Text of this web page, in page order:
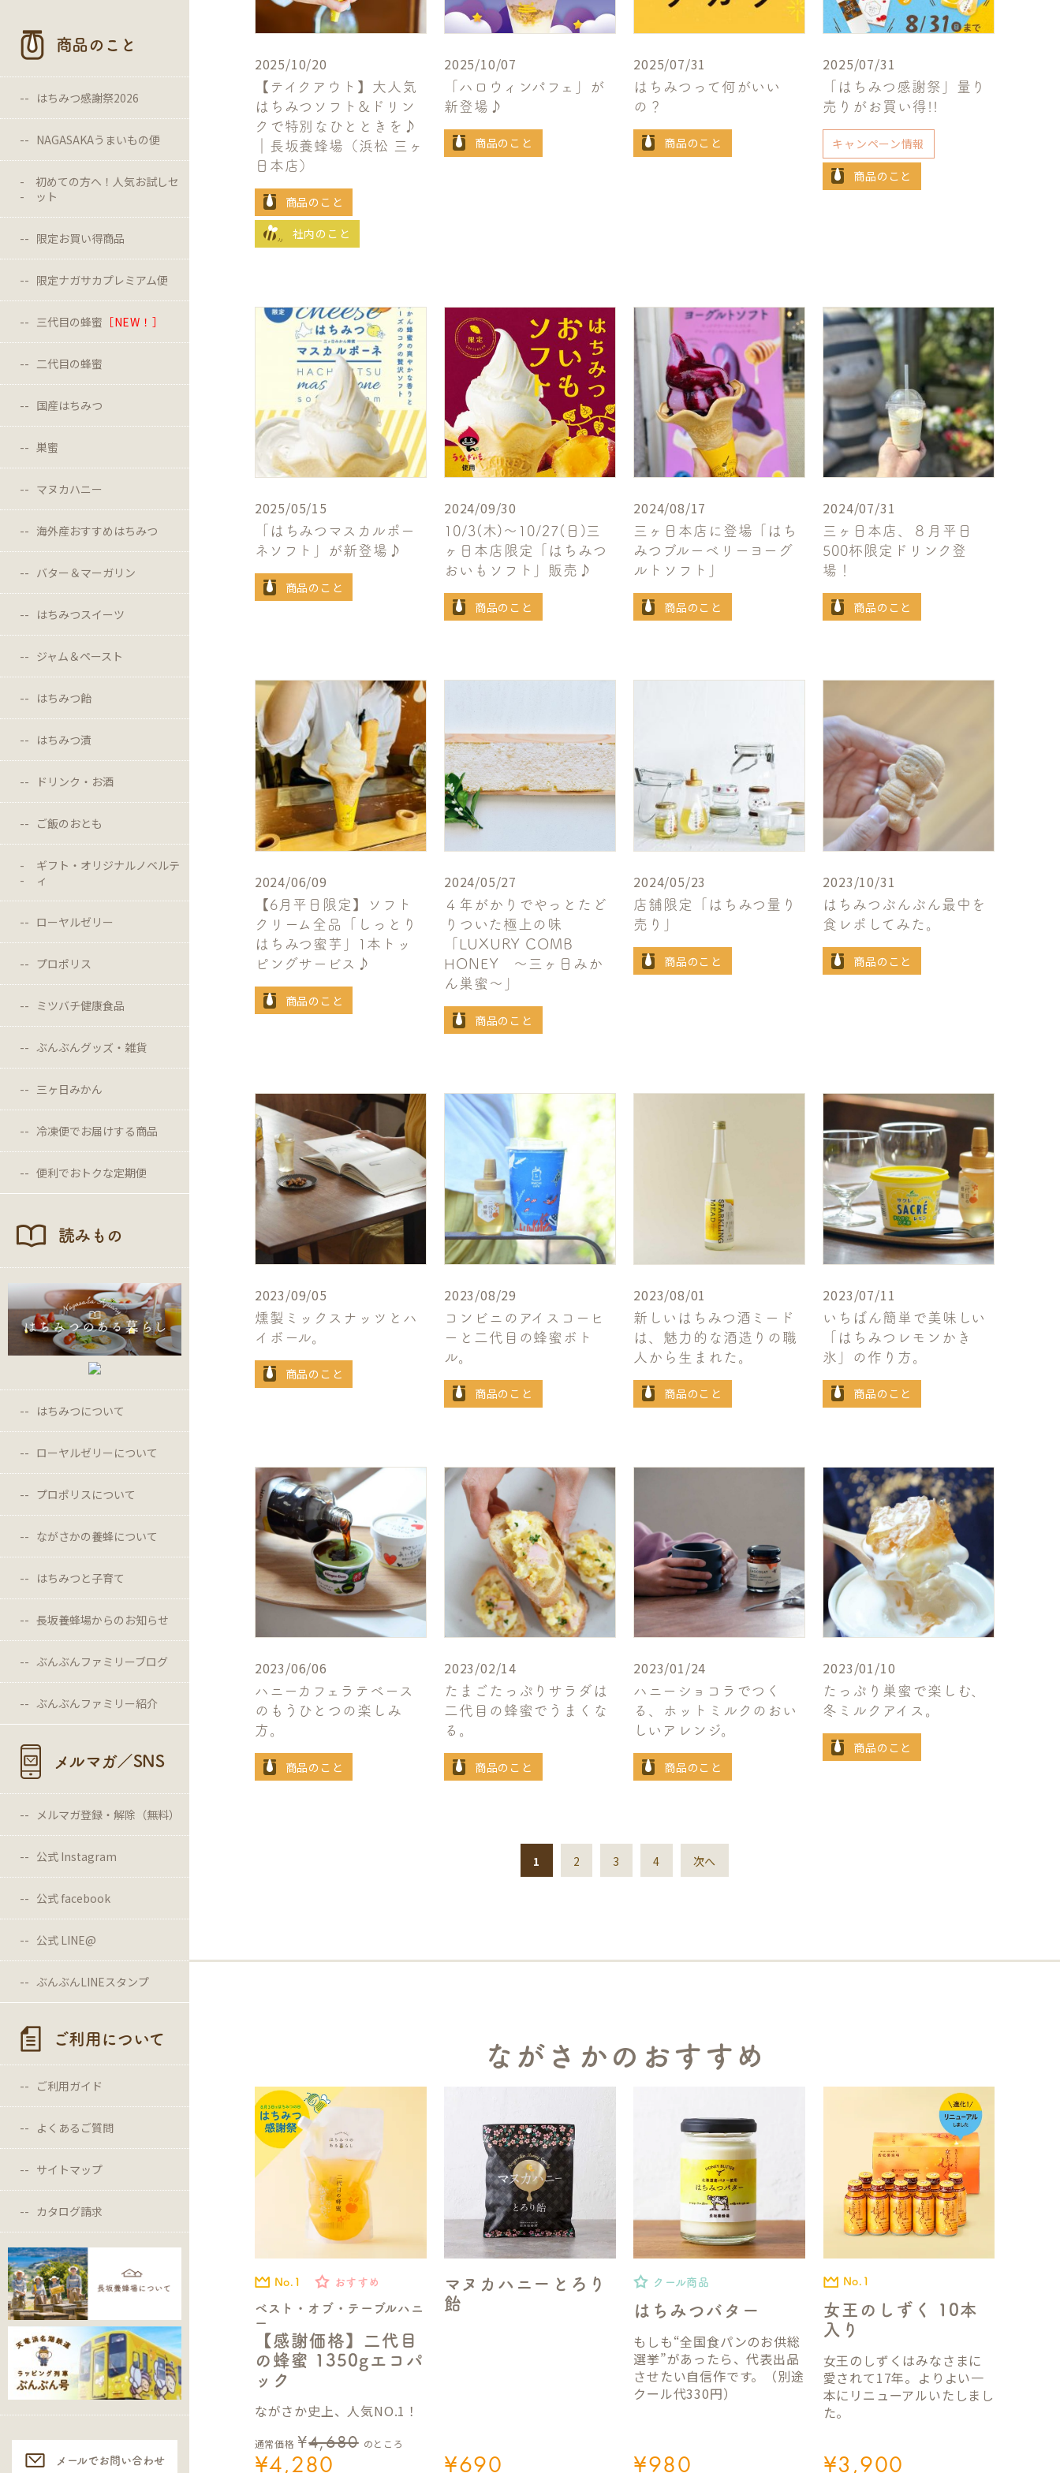
商品のこと
はちみつ感謝祭2026
NAGASAKAうまいもの便
初めての方へ！人気お試しセ
ット
限定お買い得商品
限定ナガサカプレミアム便
三代目の蜂蜜 ［NEW！］
二代目の蜂蜜
国産はちみつ
巣蜜
マヌカハニー
海外産おすすめはちみつ
バター＆マーガリン
はちみつスイーツ
ジャム＆ペースト
はちみつ飴
はちみつ漬
ドリンク・お酒
ご飯のおとも
ギフト・オリジナルノベルテ
ィ
ローヤルゼリー
プロポリス
ミツバチ健康食品
ぶんぶんグッズ・雑貨
三ヶ日みかん
冷凍便でお届けする商品
便利でおトクな定期便
読みもの
はちみつについて
ローヤルゼリーについて
プロポリスについて
ながさかの養蜂について
はちみつと子育て
長坂養蜂場からのお知らせ
ぶんぶんファミリーブログ
ぶんぶんファミリー紹介
メルマガ／SNS
メルマガ登録・解除（無料）
公式 Instagram
公式 facebook
公式 LINE@
ぶんぶんLINEスタンプ
ご利用について
ご利用ガイド
よくあるご質問
サイトマップ
カタログ請求
メールでお問い合わせ
2025/10/20
【テイクアウト】大人気
はちみつソフト&ドリン
クで特別なひとときを♪
｜長坂養蜂場（浜松 三ヶ
日本店）
商品のこと
社内のこと
2025/10/07
「ハロウィンパフェ」が
新登場♪
商品のこと
2025/07/31
はちみつって何がいい
の？
商品のこと
2025/07/31
「はちみつ感謝祭」量り
売りがお買い得!!
キャンペーン情報
商品のこと
2025/05/15
「はちみつマスカルポー
ネソフト」が新登場♪
商品のこと
2024/09/30
10/3(木)～10/27(日)三
ヶ日本店限定「はちみつ
おいもソフト」販売♪
商品のこと
2024/08/17
三ヶ日本店に登場「はち
みつブルーベリーヨーグ
ルトソフト」
商品のこと
2024/07/31
三ヶ日本店、８月平日
500杯限定ドリンク登
場！
商品のこと
2024/06/09
【6月平日限定】ソフト
クリーム全品「しっとり
はちみつ蜜芋」1本トッ
ピングサービス♪
商品のこと
2024/05/27
４年がかりでやっとたど
りついた極上の味
「LUXURY COMB
HONEY ～三ヶ日みか
ん巣蜜～」
商品のこと
2024/05/23
店舗限定「はちみつ量り
売り」
商品のこと
2023/10/31
はちみつぶんぶん最中を
食レポしてみた。
商品のこと
2023/09/05
燻製ミックスナッツとハ
イボール。
商品のこと
2023/08/29
コンビニのアイスコーヒ
ーと二代目の蜂蜜ボト
ル。
商品のこと
2023/08/01
新しいはちみつ酒ミード
は、魅力的な酒造りの職
人から生まれた。
商品のこと
2023/07/11
いちばん簡単で美味しい
「はちみつレモンかき
氷」の作り方。
商品のこと
2023/06/06
ハニーカフェラテベース
のもうひとつの楽しみ
方。
商品のこと
2023/02/14
たまごたっぷりサラダは
二代目の蜂蜜でうまくな
る。
商品のこと
2023/01/24
ハニーショコラでつく
る、ホットミルクのおい
しいアレンジ。
商品のこと
2023/01/10
たっぷり巣蜜で楽しむ、
冬ミルクアイス。
商品のこと
1 2 3 4 次へ
ながさかのおすすめ
ベスト・オブ・テーブルハニ
ー
【感謝価格】二代目
の蜂蜜 1350gエコパ
ック
No.1 おすすめ
通常価格 ¥4,680 のところ
¥4,280
ながさか史上、人気NO.1！
マヌカハニーとろり
飴
¥690
はちみつバター
クール商品
¥980
もしも“全国食パンのお供総
選挙”があったら、代表出品
させたい自信作です。（別途
クール代330円）
女王のしずく 10本
入り
No.1
¥3,900
女王のしずくはみなさまに
愛されて17年。よりよい一
本にリニューアルいたしまし
た。